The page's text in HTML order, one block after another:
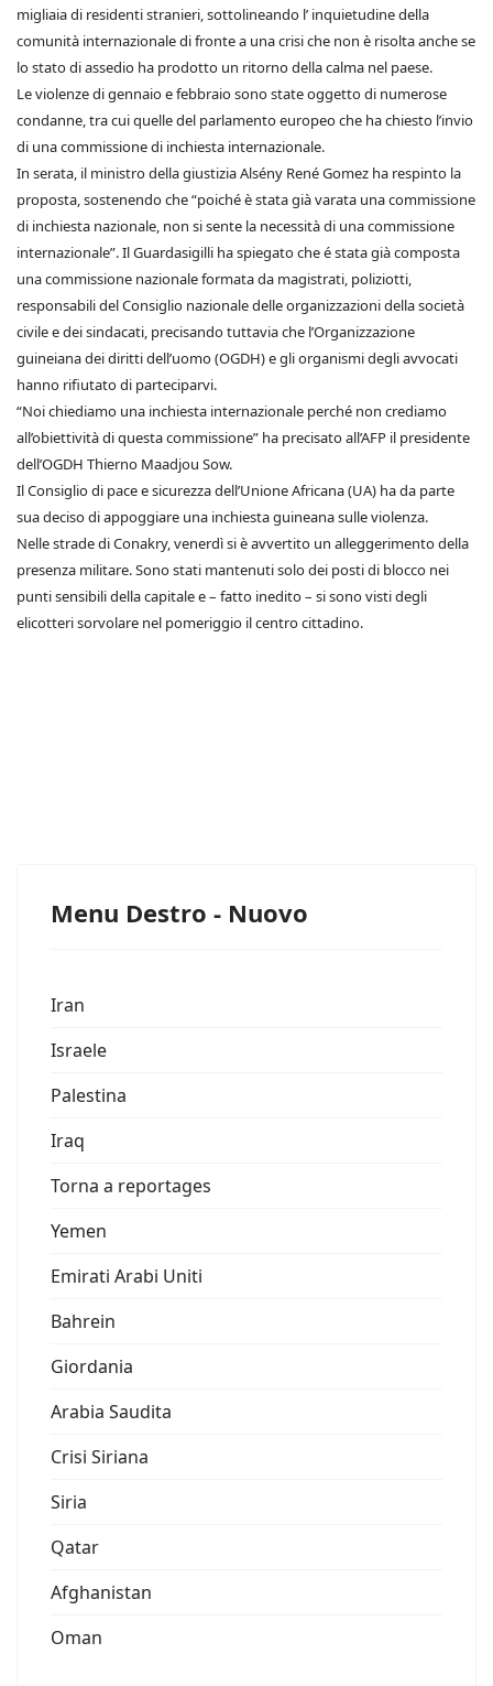
migliaia di residenti stranieri, sottolineando l’ inquietudine della
comunità internazionale di fronte a una crisi che non è risolta anche se
lo stato di assedio ha prodotto un ritorno della calma nel paese.
Le violenze di gennaio e febbraio sono state oggetto di numerose
condanne, tra cui quelle del parlamento europeo che ha chiesto l’invio
di una commissione di inchiesta internazionale.
In serata, il ministro della giustizia Alsény René Gomez ha respinto la
proposta, sostenendo che “poiché è stata già varata una commissione
di inchiesta nazionale, non si sente la necessità di una commissione
internazionale”. Il Guardasigilli ha spiegato che é stata già composta
una commissione nazionale formata da magistrati, poliziotti,
responsabili del Consiglio nazionale delle organizzazioni della società
civile e dei sindacati, precisando tuttavia che l’Organizzazione
guineiana dei diritti dell’uomo (OGDH) e gli organismi degli avvocati
hanno rifiutato di parteciparvi.
“Noi chiediamo una inchiesta internazionale perché non crediamo
all’obiettività di questa commissione” ha precisato all’AFP il presidente
dell’OGDH Thierno Maadjou Sow.
Il Consiglio di pace e sicurezza dell’Unione Africana (UA) ha da parte
sua deciso di appoggiare una inchiesta guineana sulle violenza.
Nelle strade di Conakry, venerdì si è avvertito un alleggerimento della
presenza militare. Sono stati mantenuti solo dei posti di blocco nei
punti sensibili della capitale e – fatto inedito – si sono visti degli
elicotteri sorvolare nel pomeriggio il centro cittadino.
Menu Destro - Nuovo
Iran
Israele
Palestina
Iraq
Torna a reportages
Yemen
Emirati Arabi Uniti
Bahrein
Giordania
Arabia Saudita
Crisi Siriana
Siria
Qatar
Afghanistan
Oman